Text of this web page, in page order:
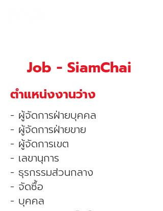
Job - SiamChai
ตําแหน่งงานว่าง
- ผู้จัดการฝ่ายบุคคล
- ผู้จัดการฝ่ายขาย
- ผู้จัดการเขต
- เลขานุการ
- ธุรกรรมส่วนกลาง
- จัดซื้อ
- บุคคล